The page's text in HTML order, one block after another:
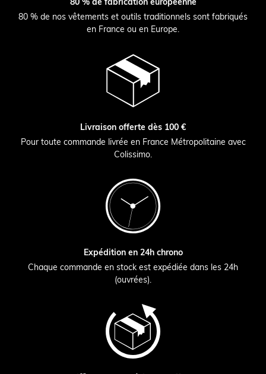
80 % de nos vêtements et outils traditionnels sont fabriqués
en France ou en Europe.
Livraison offerte dès 100 €
Pour toute commande livrée en France Métropolitaine avec
Colissimo.
Expédition en 24h chrono
Chaque commande en stock est expédiée dans les 24h
(ouvrées).